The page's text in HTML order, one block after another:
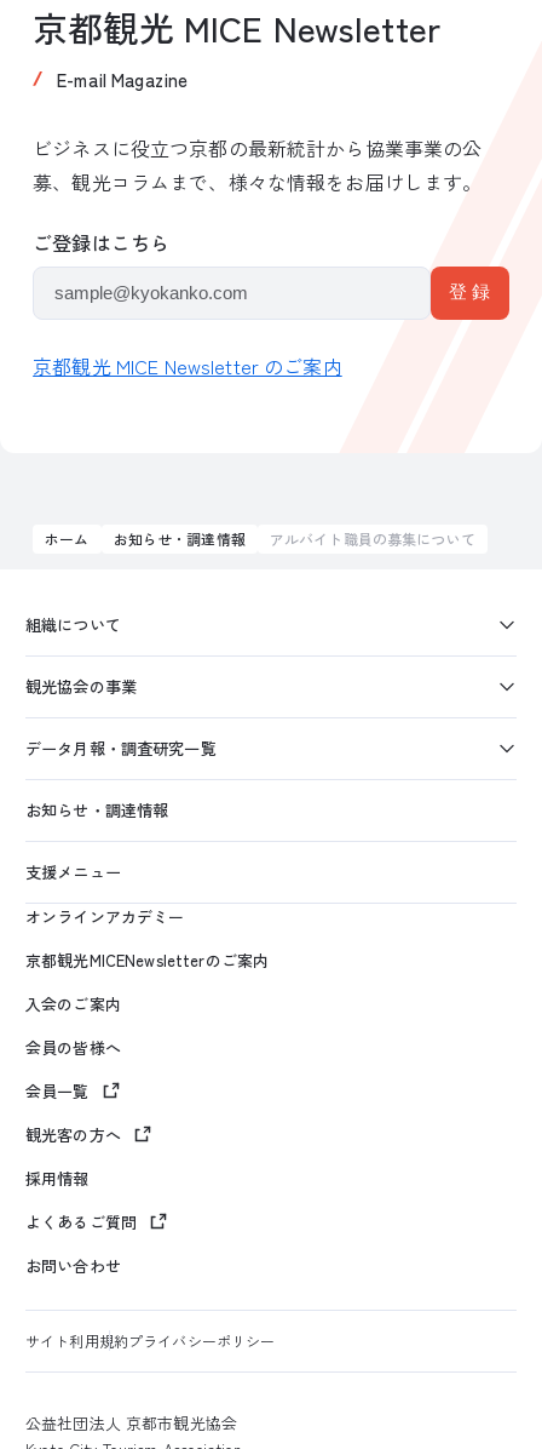
京都観光 MICE Newsletter
E-mail Magazine
ビジネスに役立つ京都の最新統計から協業事業の公
募、観光コラムまで、様々な情報をお届けします。
ご登録はこちら
京都観光 MICE Newsletter のご案内
ホーム お知らせ・調達情報 アルバイト職員の募集について
組織について
観光協会の事業
データ月報・調査研究一覧
お知らせ・調達情報
支援メニュー
オンラインアカデミー
京都観光MICENewsletterのご案内
入会のご案内
会員の皆様へ
会員一覧
観光客の方へ
採用情報
よくあるご質問
お問い合わせ
サイト利用規約プライバシーポリシー
公益社団法人 京都市観光協会